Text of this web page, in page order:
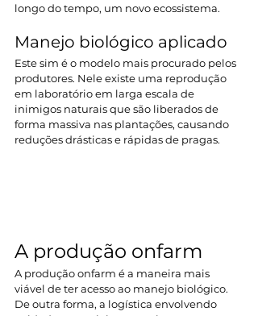
longo do tempo, um novo ecossistema.
Manejo biológico aplicado
Este sim é o modelo mais procurado pelos
produtores. Nele existe uma reprodução
em laboratório em larga escala de
inimigos naturais que são liberados de
forma massiva nas plantações, causando
reduções drásticas e rápidas de pragas.
A produção onfarm
A produção onfarm é a maneira mais
viável de ter acesso ao manejo biológico.
De outra forma, a logística envolvendo